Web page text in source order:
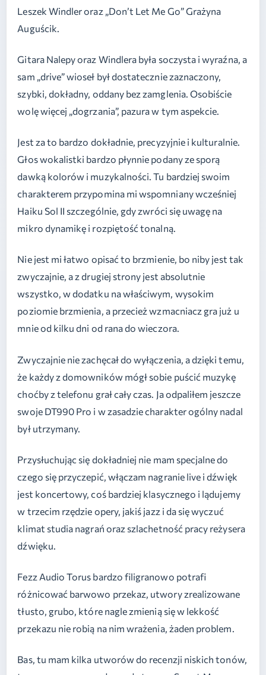
Leszek Windler oraz „Don’t Let Me Go” Grażyna
Auguścik.
Gitara Nalepy oraz Windlera była soczysta i wyraźna, a
sam „drive” wioseł był dostatecznie zaznaczony,
szybki, dokładny, oddany bez zamglenia. Osobiście
wolę więcej „dogrzania”, pazura w tym aspekcie.
Jest za to bardzo dokładnie, precyzyjnie i kulturalnie.
Głos wokalistki bardzo płynnie podany ze sporą
dawką kolorów i muzykalności. Tu bardziej swoim
charakterem przypomina mi wspomniany wcześniej
Haiku Sol II szczególnie, gdy zwróci się uwagę na
mikro dynamikę i rozpiętość tonalną.
Nie jest mi łatwo opisać to brzmienie, bo niby jest tak
zwyczajnie, a z drugiej strony jest absolutnie
wszystko, w dodatku na właściwym, wysokim
poziomie brzmienia, a przecież wzmacniacz gra już u
mnie od kilku dni od rana do wieczora.
Zwyczajnie nie zachęcał do wyłączenia, a dzięki temu,
że każdy z domowników mógł sobie puścić muzykę
choćby z telefonu grał cały czas. Ja odpaliłem jeszcze
swoje DT990 Pro i w zasadzie charakter ogólny nadal
był utrzymany.
Przysłuchując się dokładniej nie mam specjalne do
czego się przyczepić, włączam nagranie live i dźwięk
jest koncertowy, coś bardziej klasycznego i lądujemy
w trzecim rzędzie opery, jakiś jazz i da się wyczuć
klimat studia nagrań oraz szlachetność pracy reżysera
dźwięku.
Fezz Audio Torus bardzo filigranowo potrafi
różnicować barwowo przekaz, utwory zrealizowane
tłusto, grubo, które nagle zmienią się w lekkość
przekazu nie robią na nim wrażenia, żaden problem.
Bas, tu mam kilka utworów do recenzji niskich tonów,